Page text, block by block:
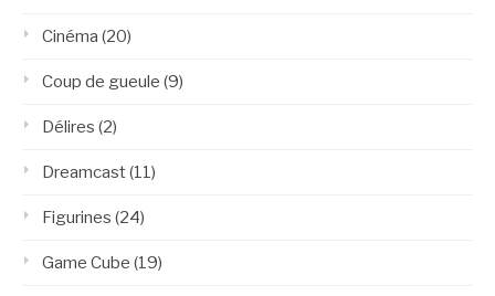
Cinéma (20)
Coup de gueule (9)
Délires (2)
Dreamcast(11)
Figurines (24)
Game Cube (19)